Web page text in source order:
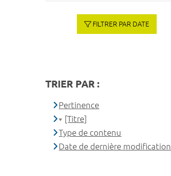
FILTRER PAR DATE
TRIER PAR :
Pertinence
[Titre]
Type de contenu
Date de dernière modification